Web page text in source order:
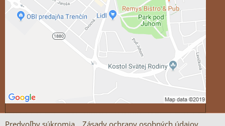
Prajete si načítať externý obsah?
Povoliť tentokrát
Povoliť a zapamätať - súhlas s druhom cookie:
Funkčné
Otvoriť obsah v novom okne